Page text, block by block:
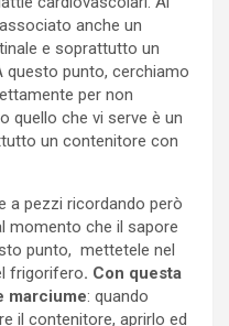
anche un
e soprattutto un
questo punto, cerchiamo
per non
quello che vi serve è un
un contenitore con
a pezzi ricordando però
momento che il sapore
punto, mettetele nel
frigorifero. Con questa
marciume: quando
il contenitore, aprirlo ed